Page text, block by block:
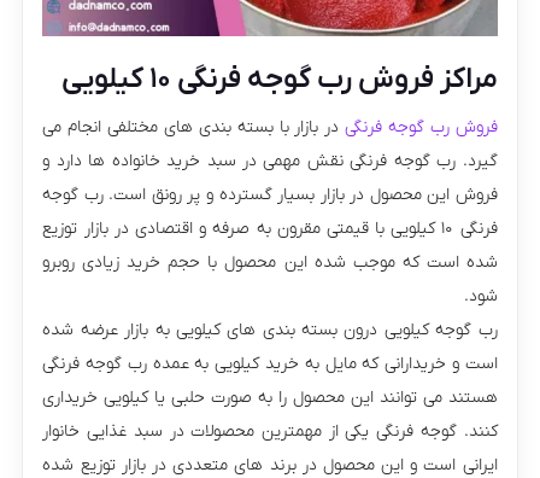
مراکز فروش رب گوجه فرنگی ۱۰ کیلویی
فروش رب گوجه فرنگیدر بازار با بسته بندی های مختلفی انجام می
گیرد. رب گوجه فرنگی نقش مهمی در سبد خرید خانواده‌ ها دارد و
فروش این محصول در بازار بسیار گسترده و پر رونق است. رب گوجه
فرنگی ۱۰ کیلویی با قیمتی مقرون به صرفه و اقتصادی در بازار توزیع
شده است که موجب شده این محصول با حجم خرید زیادی روبرو
شود.
رب گوجه کیلویی درون بسته‌ بندی‌ های کیلویی به بازار عرضه شده
است و خریدارانی که مایل به خرید کیلویی به عمده رب گوجه فرنگی
هستند می‌ توانند این محصول را به صورت حلبی یا کیلویی خریداری
کنند. گوجه فرنگی یکی از مهمترین محصولات در سبد غذایی خانوار
ایرانی است و این محصول در برند های متعددی در بازار توزیع شده